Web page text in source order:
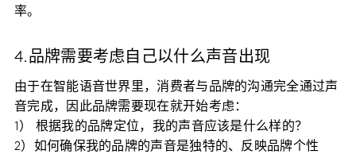
率。
4.品牌需要考虑自己以什么声音出现
由于在智能语音世界里，消费者与品牌的沟通完全通过声
音完成，因此品牌需要现在就开始考虑：
1） 根据我的品牌定位，我的声音应该是什么样的？
2）如何确保我的品牌的声音是独特的、反映品牌个性